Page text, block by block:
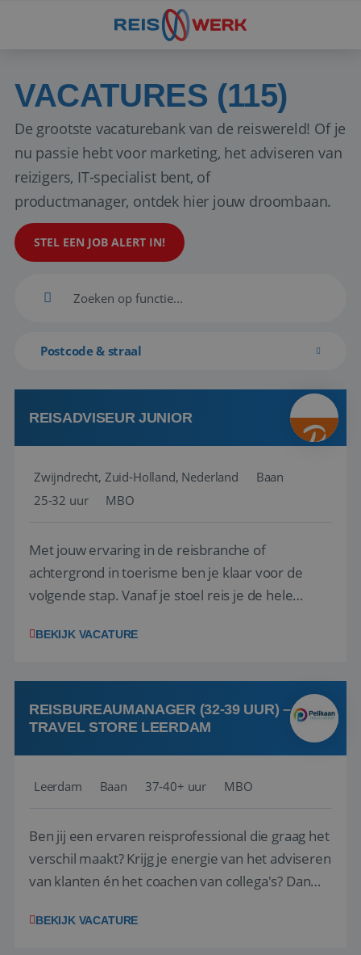
VACATURES (115)
De grootste vacaturebank van de reiswereld! Of je
nu passie hebt voor marketing, het adviseren van
reizigers, IT-specialist bent, of
productmanager, ontdek hier jouw droombaan.
STEL EEN JOB ALERT IN!
Postcode & straal
REISADVISEUR JUNIOR
Zwijndrecht, Zuid-Holland, Nederland
Baan
25-32 uur
MBO
Met jouw ervaring in de reisbranche of
achtergrond in toerisme ben je klaar voor de
volgende stap. Vanaf je stoel reis je de hele
wensen van je team, je klant en wat er in de
klanten te overtuigen om die droomreis te
boeken! ...
BEKIJK VACATURE
REISBUREAUMANAGER (32-39 UUR) –
TRAVEL STORE LEERDAM
Leerdam Baan 37-40+ uur MBO
Ben jij een ervaren reisprofessional die graag het
verschil maakt? Krijg je energie van het adviseren
van klanten én het coachen van collega's? Dan
(onderdeel van Pelikaan Travel Group) zoeken
BEKIJK VACATURE